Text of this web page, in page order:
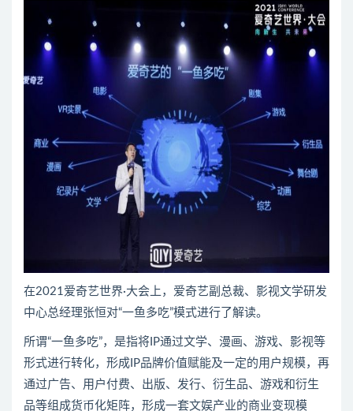
在2021爱奇艺世界·大会上，爱奇艺副总裁、影视文学研发
中心总经理张恒对“一鱼多吃”模式进行了解读。
所谓“一鱼多吃”，是指将IP通过文学、漫画、游戏、影视等
形式进行转化，形成IP品牌价值赋能及一定的用户规模，再
通过广告、用户付费、出版、发行、衍生品、游戏和衍生
品等组成货币化矩阵，形成一套文娱产业的商业变现模